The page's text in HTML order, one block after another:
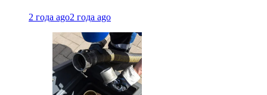
2 года ago2 года ago